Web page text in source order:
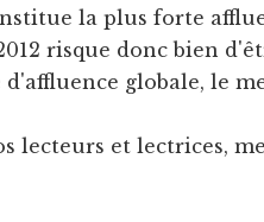
la plus forte
risque donc bien
d'affluence globale, le
lecteurs et lectrices,